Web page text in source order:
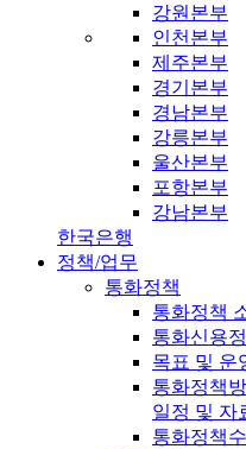
강원본부
인천본부
제주본부
경기본부
경남본부
강릉본부
울산본부
포항본부
강남본부
한국은행
정책/업무
통화정책
통화정책
통화신용
목표 및 운
통화정책
일정 및 자
통화정책